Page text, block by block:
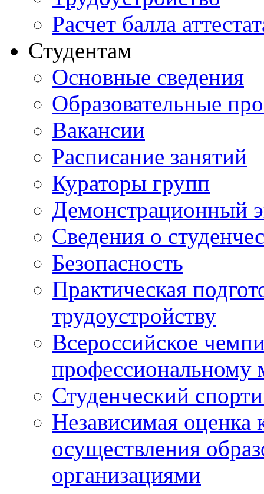
Расчет балла
Студентам
Основные сведения
Образовательные
Вакансии
Расписание занятий
Кураторы групп
Демонстрационный
Сведения о
Безопасность
Практическая
трудоустройству
Всероссийское
профессиональному
Студенческий
Независимая оценка
осуществления
организациями